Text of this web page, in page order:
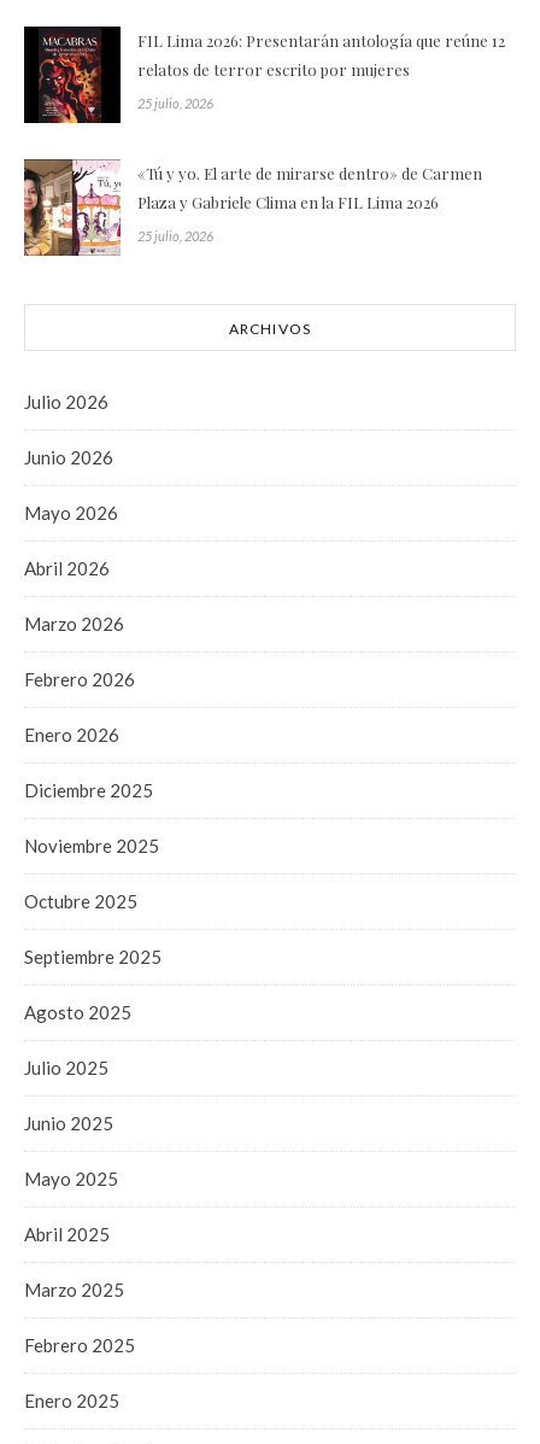
FIL Lima 2026: Presentarán antología que reúne 12
relatos de terror escrito por mujeres
25 julio, 2026
«Tú y yo. El arte de mirarse dentro» de Carmen
Plaza y Gabriele Clima en la FIL Lima 2026
25 julio, 2026
ARCHIVOS
Julio 2026
Junio 2026
Mayo 2026
Abril 2026
Marzo 2026
Febrero 2026
Enero 2026
Diciembre 2025
Noviembre 2025
Octubre 2025
Septiembre 2025
Agosto 2025
Julio 2025
Junio 2025
Mayo 2025
Abril 2025
Marzo 2025
Febrero 2025
Enero 2025